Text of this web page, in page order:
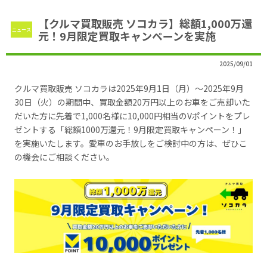
ニュース
【クルマ買取販売 ソコカラ】総額1,000万還
元！9月限定買取キャンペーンを実施
2025/09/01
クルマ買取販売 ソコカラは2025年9月1日（月）～2025年9月
30日（火）の期間中、買取金額20万円以上のお車をご売却いた
だいた方に先着で1,000名様に10,000円相当のVポイントをプレ
ゼントする「総額1000万還元！9月限定買取キャンペーン！」
を実施いたします。愛車のお手放しをご検討中の方は、ぜひこ
の機会にご相談ください。